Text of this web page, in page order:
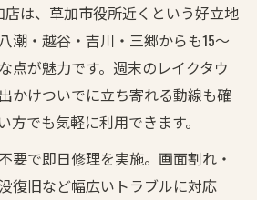
店は、草加市役所近くという好立地
潮・越谷・吉川・三郷からも15〜
点が魅力です。週末のレイクタウ
かけついでに立ち寄れる動線も確
方でも気軽に利用できます。
要で即日修理を実施。画面割れ・
復旧など幅広いトラブルに対応